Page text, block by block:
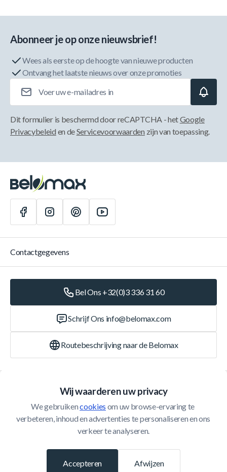
Wij waarderen uw privacy
We gebruiken cookies om uw browse-ervaring te
verbeteren, inhoud en advertenties te personaliseren en ons
verkeer te analyseren.
Afwijzen
Accepteren
Abonneer je op onze nieuwsbrief!
Wees als eerste op de hoogte van nieuwe producten
Ontvang het laatste nieuws over onze promoties
Dit formulier is beschermd door reCAPTCHA - hetGoogle
Privacybeleid en deServicevoorwaarden zijn van toepassing.
Klantenservice
Contactgegevens
Bel Ons +32(0)3 336 31 60
Schrijf Ons info@belomax.com
Routebeschrijving naar de Belomax